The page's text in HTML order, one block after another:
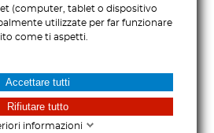
(computer, tablet o dispositivo
utilizzate per far funzionare
come ti aspetti.
informazioni
Accettare tutti
Rifiutare tutto